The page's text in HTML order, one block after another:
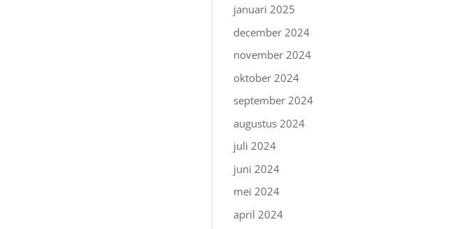
januari 2025
december 2024
november 2024
oktober 2024
september 2024
augustus 2024
juli 2024
juni 2024
mei 2024
april 2024